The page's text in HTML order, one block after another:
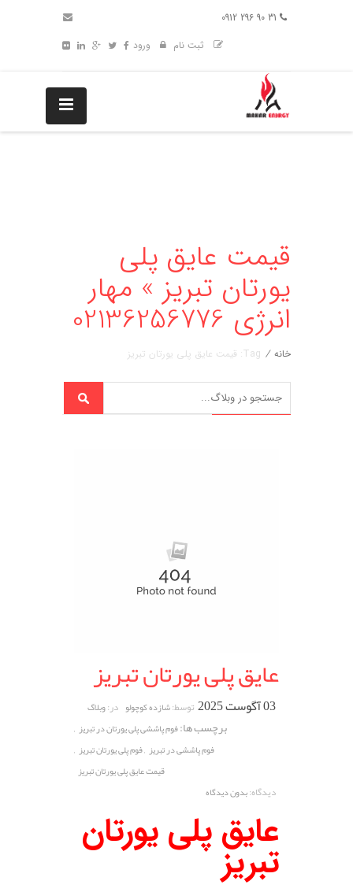
ثبت نام
ورود
قیمت عایق پلی
یورتان تبریز » مهار
انرژی 02136256776
خانه / Tag: قیمت عایق پلی یورتان تبریز
عایق پلی یورتان تبریز
03 آگوست 2025 توسط:شازده کوچولو در:وبلاگ
برچسب ها:فوم پاششی پلی یورتان در تبریز ,
فوم پاششی در تبریز ,فوم پلی یورتان تبریز ,
قیمت عایق پلی یورتان تبریز
دیدگاه:بدون دیدگاه
عایق پلی یورتان
تبریز